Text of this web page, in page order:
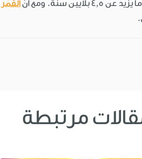
سنة. ومع أنّ القَمَر
مرتبطة